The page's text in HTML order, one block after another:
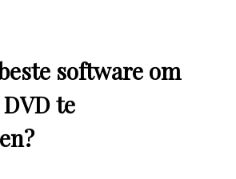
software om
te